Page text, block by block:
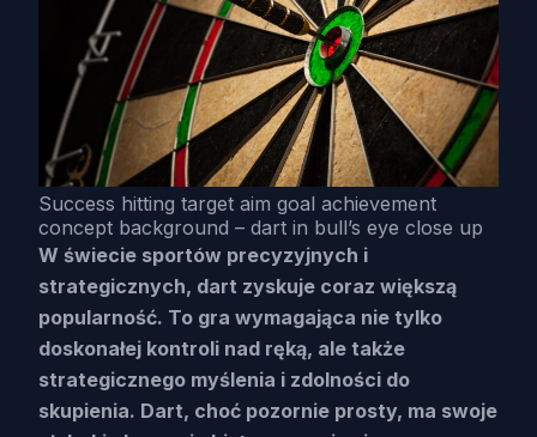
Success hitting target aim goal achievement
concept background – dart in bull’s eye close up
W świecie sportów precyzyjnych i
strategicznych, dart zyskuje coraz większą
popularność. To gra wymagająca nie tylko
doskonałej kontroli nad ręką, ale także
strategicznego myślenia i zdolności do
skupienia. Dart, choć pozornie prosty, ma swoje